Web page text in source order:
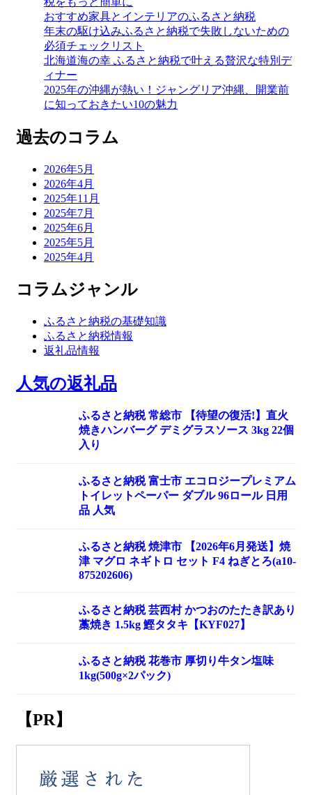
おすすめ家具とインテリアのふるさと納税
年末の駆け込みふるさと納税で失敗しないための
必須チェックリスト
北海道海の幸 ふるさと納税で叶える贅沢な特別デ
ィナー
2025年の沖縄が熱い！ジャングリア沖縄、開業前
に知っておきたい10の魅力
過去のコラム
2026年5月
2026年4月
2025年11月
2025年7月
2025年6月
2025年5月
2025年4月
コラムジャンル
ふるさと納税の基礎知識
ふるさと納税情報
返礼品情報
人気の返礼品
ふるさと納税 常総市 【待望の復活!】直火
焼きハンバーグ デミグラスソース 3kg 22個
入り
ふるさと納税 富士市 エコロジープレミアム
トイレットペーパー ダブル 96ロール 日用
品 人気
ふるさと納税 焼津市 【2026年6月発送】焼
津 マグロ ネギトロ セット F4 ねぎとろ(a10-
875202606)
ふるさと納税 芸西村 かつおのたたき訳あり
藁焼き 1.5kg 鰹タタキ【KYF027】
ふるさと納税 花巻市 厚切り牛タン塩味
1kg(500g×2パック)
【PR】